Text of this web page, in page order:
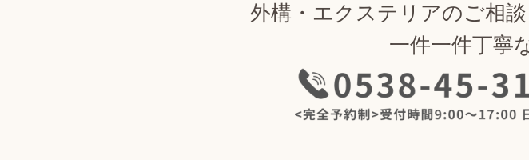
外構・エクステリアのご相
一件一件丁寧